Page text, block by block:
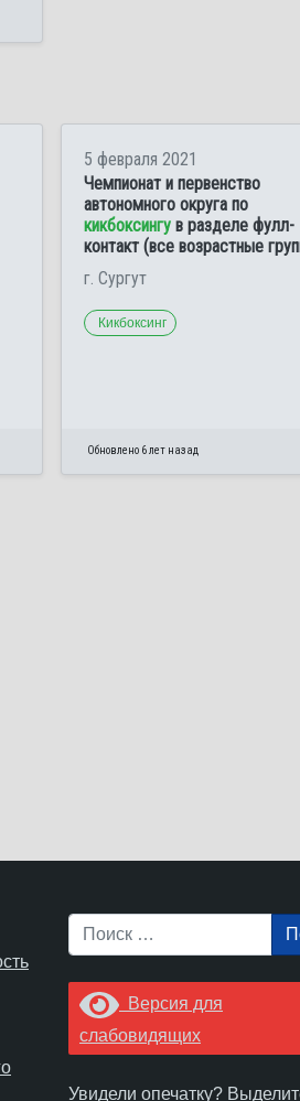
5 февраля 2021
Чемпионат и первенство
автономного округа по
кикбоксингу в разделе фулл-
контакт (все возрастные
г. Сургут
Кикбоксинг
Обновлено 6 лет назад
Поиск
Версия для
слабовидящих
Увидели опечатку?